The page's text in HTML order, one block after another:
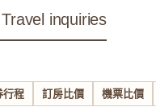
inquiries
行程 訂房比價 機票比價